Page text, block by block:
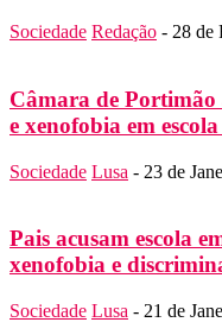
Sociedade Redação - 28 de
Câmara de Portimão
e xenofobia em
Sociedade Lusa - 23 de
Pais acusam escola
xenofobia e
Sociedade Lusa - 21 de